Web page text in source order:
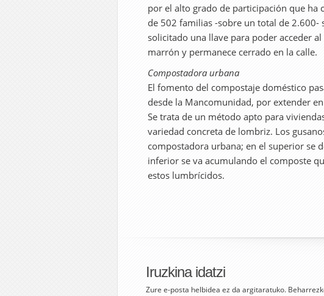
por el alto grado de participación que ha
de 502 familias -sobre un total de 2.600-
solicitado una llave para poder acceder
marrón y permanece cerrado en la calle.
Compostadora urbana
El fomento del compostaje doméstico
desde la Mancomunidad, por extender
Se trata de un método apto para
variedad concreta de lombriz. Los
compostadora urbana; en el superior se
inferior se va acumulando el composte
estos lumbrícidos.
Iruzkina idatzi
Zure e-posta helbidea ez da argitaratuko.